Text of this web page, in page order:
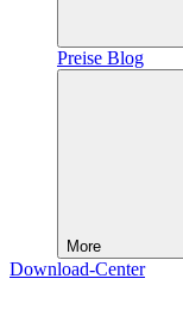
Preise Blog
More
Download-Center